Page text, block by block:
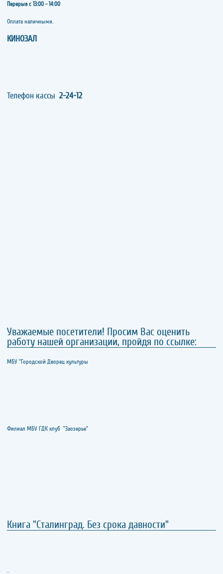
Перерыв с 13:00 - 14:00
​​​​​​​Оплата наличными.
КИНОЗАЛ
Телефон кассы 2-24-12
Уважаемые посетители! Просим Вас оценить
работу нашей организации, пройдя по ссылке:
МБУ "Городской Дворец культуры
Филиал МБУ ГДК клуб "Заозерье"
Книга "Сталинград. Без срока давности"
..